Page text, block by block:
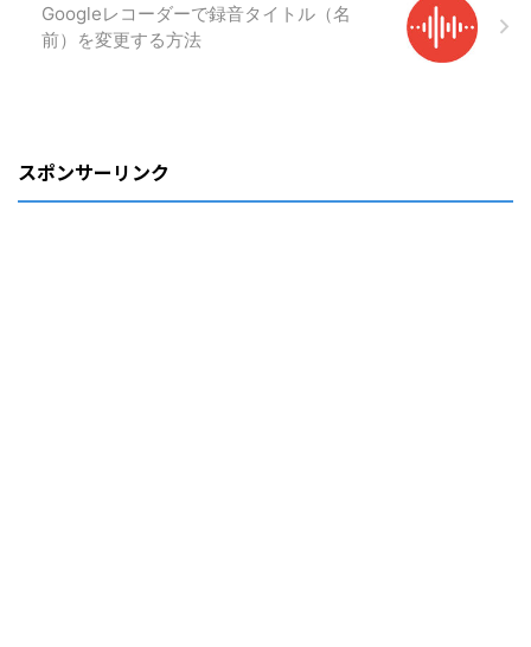
Googleレコーダーで録音タイトル（名
前）を変更する方法
スポンサーリンク